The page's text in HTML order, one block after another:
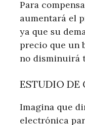
Para
aumentará el
ya que su
precio que un
no disminuirá
ESTUDIO DE
Imagina que
electrónica